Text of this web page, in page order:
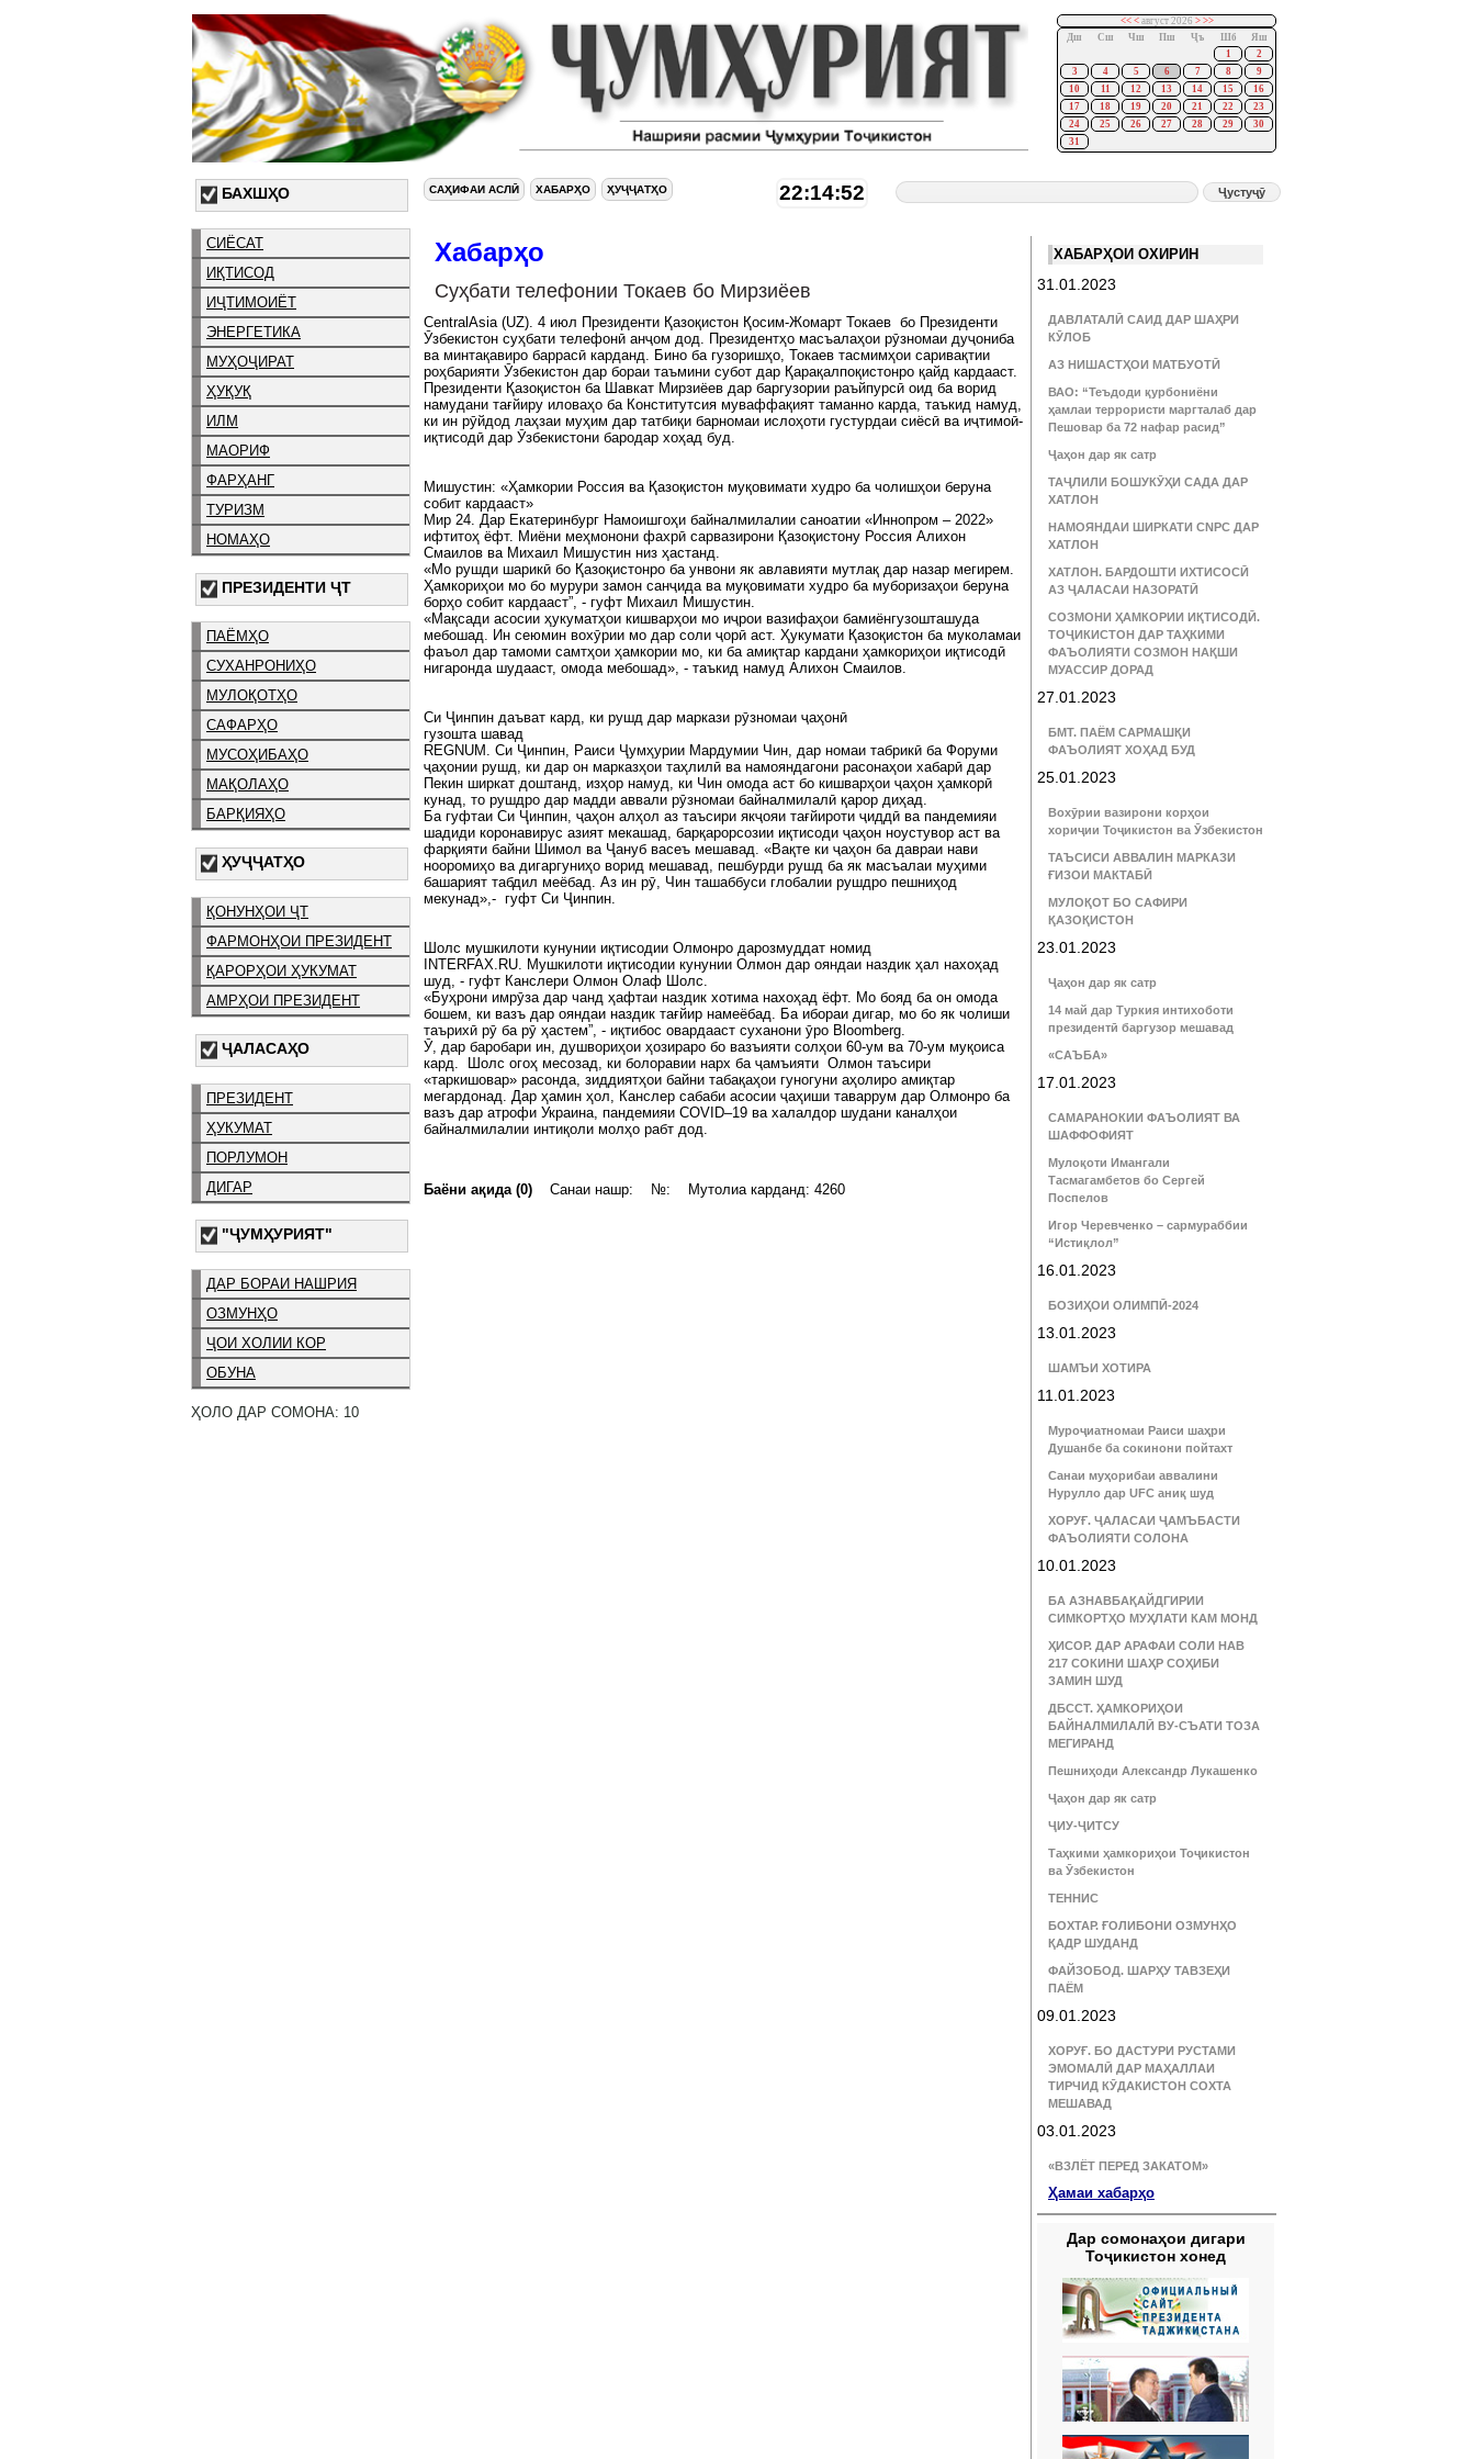
<< <август 2026 > >>
Дш
Сш Чш Пш Ҷъ Шб
Яш
1
2
3
4 5 6 7 8
9
10
11 12 13 14 15
16
17
18 19 20 21 22
23
24
25 26 27 28 29
30
31
БАХШҲО
СИЁСАТ
ИҚТИСОД
ИҶТИМОИЁТ
ЭНЕРГЕТИКА
МУҲОҶИРАТ
ҲУҚУҚ
ИЛМ
МАОРИФ
ФАРҲАНГ
ТУРИЗМ
НОМАҲО
ПРЕЗИДЕНТИ ҶТ
ПАЁМҲО
СУХАНРОНИҲО
МУЛОҚОТҲО
САФАРҲО
МУСОҲИБАҲО
МАҚОЛАҲО
БАРҚИЯҲО
ҲУҶҶАТҲО
ҚОНУНҲОИ ҶТ
ФАРМОНҲОИ ПРЕЗИДЕНТ
ҚАРОРҲОИ ҲУКУМАТ
АМРҲОИ ПРЕЗИДЕНТ
ҶАЛАСАҲО
ПРЕЗИДЕНТ
ҲУКУМАТ
ПОРЛУМОН
ДИГАР
"ҶУМҲУРИЯТ"
ДАР БОРАИ НАШРИЯ
ОЗМУНҲО
ҶОИ ХОЛИИ КОР
ОБУНА
ҲОЛО ДАР СОМОНА: 10
САҲИФАИ АСЛӢ ХАБАРҲО ҲУҶҶАТҲО 22:14:53
Хабарҳо
Суҳбати телефонии Токаев бо Мирзиёев
CentralAsia (UZ). 4 июл Президенти Қазоқистон Қосим-Жомарт Токаев бо Президенти
Ӯзбекистон суҳбати телефонӣ анҷом дод. Президентҳо масъалаҳои рӯзномаи дуҷониба
ва минтақавиро баррасӣ карданд. Бино ба гузоришҳо, Токаев тасмимҳои саривақтии
роҳбарияти Ӯзбекистон дар бораи таъмини субот дар Қарақалпоқистонро қайд кардааст.
Президенти Қазоқистон ба Шавкат Мирзиёев дар баргузории раъйпурсӣ оид ба ворид
намудани тағйиру иловаҳо ба Конститутсия муваффақият таманно карда, таъкид намуд,
ки ин рӯйдод лаҳзаи муҳим дар татбиқи барномаи ислоҳоти густурдаи сиёсӣ ва иҷтимоӣ-
иқтисодӣ дар Ӯзбекистони бародар хоҳад буд.
Мишустин: «Ҳамкории Россия ва Қазоқистон муқовимати худро ба чолишҳои беруна
собит кардааст»
Мир 24. Дар Екатеринбург Намоишгоҳи байналмилалии саноатии «Иннопром – 2022»
ифтитоҳ ёфт. Миёни меҳмонони фахрӣ сарвазирони Қазоқистону Россия Алихон
Смаилов ва Михаил Мишустин низ ҳастанд.
«Мо рушди шарикӣ бо Қазоқистонро ба унвони як авлавияти мутлақ дар назар мегирем.
Ҳамкориҳои мо бо мурури замон санҷида ва муқовимати худро ба муборизаҳои беруна
борҳо собит кардааст”, - гуфт Михаил Мишустин.
«Мақсади асосии ҳукуматҳои кишварҳои мо иҷрои вазифаҳои бамиёнгузошташуда
мебошад. Ин сеюмин вохӯрии мо дар соли ҷорӣ аст. Ҳукумати Қазоқистон ба муколамаи
фаъол дар тамоми самтҳои ҳамкории мо, ки ба амиқтар кардани ҳамкориҳои иқтисодӣ
нигаронда шудааст, омода мебошад», - таъкид намуд Алихон Смаилов.
Си Ҷинпин даъват кард, ки рушд дар маркази рӯзномаи ҷаҳонӣ
гузошта шавад
REGNUM. Си Ҷинпин, Раиси Ҷумҳурии Мардумии Чин, дар номаи табрикӣ ба Форуми
ҷаҳонии рушд, ки дар он марказҳои таҳлилӣ ва намояндагони расонаҳои хабарӣ дар
Пекин ширкат доштанд, изҳор намуд, ки Чин омода аст бо кишварҳои ҷаҳон ҳамкорӣ
кунад, то рушдро дар мадди аввали рӯзномаи байналмилалӣ қарор диҳад.
Ба гуфтаи Си Ҷинпин, ҷаҳон алҳол аз таъсири якҷояи тағйироти ҷиддӣ ва пандемияи
шадиди коронавирус азият мекашад, барқарорсозии иқтисоди ҷаҳон ноустувор аст ва
фарқияти байни Шимол ва Ҷануб васеъ мешавад. «Вақте ки ҷаҳон ба давраи нави
нооромиҳо ва дигаргуниҳо ворид мешавад, пешбурди рушд ба як масъалаи муҳими
башарият табдил меёбад. Аз ин рӯ, Чин ташаббуси глобалии рушдро пешниҳод
мекунад»,- гуфт Си Ҷинпин.
Шолс мушкилоти кунунии иқтисодии Олмонро дарозмуддат номид
INTERFAX.RU. Мушкилоти иқтисодии кунунии Олмон дар ояндаи наздик ҳал нахоҳад
шуд, - гуфт Канслери Олмон Олаф Шолс.
«Буҳрони имрӯза дар чанд ҳафтаи наздик хотима нахоҳад ёфт. Мо бояд ба он омода
бошем, ки вазъ дар ояндаи наздик тағйир намеёбад. Ба ибораи дигар, мо бо як чолиши
таърихӣ рӯ ба рӯ ҳастем”, - иқтибос овардааст суханони ӯро Bloomberg.
Ӯ, дар баробари ин, душвориҳои ҳозираро бо вазъияти солҳои 60-ум ва 70-ум муқоиса
кард. Шолс огоҳ месозад, ки болоравии нарх ба ҷамъияти Олмон таъсири
«таркишовар» расонда, зиддиятҳои байни табақаҳои гуногуни аҳолиро амиқтар
мегардонад. Дар ҳамин ҳол, Канслер сабаби асосии ҷаҳиши таваррум дар Олмонро ба
вазъ дар атрофи Украина, пандемияи COVID–19 ва халалдор шудани каналҳои
байналмилалии интиқоли молҳо рабт дод.
Баёни ақида (0) Санаи нашр: №: Мутолиа карданд: 4260
ХАБАРҲОИ ОХИРИН
31.01.2023
ДАВЛАТАЛӢ САИД ДАР ШАҲРИ
КӮЛОБ
АЗ НИШАСТҲОИ МАТБУОТӢ
ВАО: “Теъдоди қурбониёни
ҳамлаи террористи маргталаб дар
Пешовар ба 72 нафар расид”
Ҷаҳон дар як сатр
ТАҶЛИЛИ БОШУКӮҲИ САДА ДАР
ХАТЛОН
НАМОЯНДАИ ШИРКАТИ CNPC ДАР
ХАТЛОН
ХАТЛОН. БАРДОШТИ ИХТИСОСӢ
АЗ ҶАЛАСАИ НАЗОРАТӢ
СОЗМОНИ ҲАМКОРИИ ИҚТИСОДӢ.
ТОҶИКИСТОН ДАР ТАҲКИМИ
ФАЪОЛИЯТИ СОЗМОН НАҚШИ
МУАССИР ДОРАД
27.01.2023
БМТ. ПАЁМ САРМАШҚИ
ФАЪОЛИЯТ ХОҲАД БУД
25.01.2023
Вохӯрии вазирони корҳои
хориҷии Тоҷикистон ва Ӯзбекистон
ТАЪСИСИ АВВАЛИН МАРКАЗИ
ҒИЗОИ МАКТАБӢ
МУЛОҚОТ БО САФИРИ
ҚАЗОҚИСТОН
23.01.2023
Ҷаҳон дар як сатр
14 май дар Туркия интихоботи
президентӣ баргузор мешавад
«САЪБА»
17.01.2023
САМАРАНОКИИ ФАЪОЛИЯТ ВА
ШАФФОФИЯТ
Мулоқоти Имангали
Тасмагамбетов бо Сергей
Поспелов
Игор Черевченко – сармураббии
“Истиқлол”
16.01.2023
БОЗИҲОИ ОЛИМПӢ-2024
13.01.2023
ШАМЪИ ХОТИРА
11.01.2023
Муроҷиатномаи Раиси шаҳри
Душанбе ба сокинони пойтахт
Санаи муҳорибаи аввалини
Нурулло дар UFC аниқ шуд
ХОРУҒ. ҶАЛАСАИ ҶАМЪБАСТИ
ФАЪОЛИЯТИ СОЛОНА
10.01.2023
БА АЗНАВБАҚАЙДГИРИИ
СИМКОРТҲО МУҲЛАТИ КАМ МОНД
ҲИСОР. ДАР АРАФАИ СОЛИ НАВ
217 СОКИНИ ШАҲР СОҲИБИ
ЗАМИН ШУД
ДБССТ. ҲАМКОРИҲОИ
БАЙНАЛМИЛАЛӢ ВУ-СЪАТИ ТОЗА
МЕГИРАНД
Пешниҳоди Александр Лукашенко
Ҷаҳон дар як сатр
ҶИУ-ҶИТСУ
Таҳкими ҳамкориҳои Тоҷикистон
ва Ӯзбекистон
ТЕННИС
БОХТАР. ҒОЛИБОНИ ОЗМУНҲО
ҚАДР ШУДАНД
ФАЙЗОБОД. ШАРҲУ ТАВЗЕҲИ
ПАЁМ
09.01.2023
ХОРУҒ. БО ДАСТУРИ РУСТАМИ
ЭМОМАЛӢ ДАР МАҲАЛЛАИ
ТИРЧИД КӮДАКИСТОН СОХТА
МЕШАВАД
03.01.2023
«ВЗЛЁТ ПЕРЕД ЗАКАТОМ»
Ҳамаи хабарҳо
Дар сомонаҳои дигари
Тоҷикистон хонед